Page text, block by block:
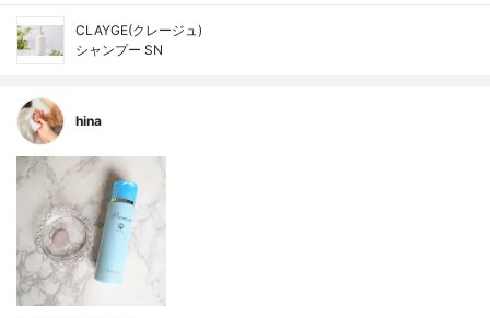
CLAYGE(クレージュ)
シャンプー SN
hina